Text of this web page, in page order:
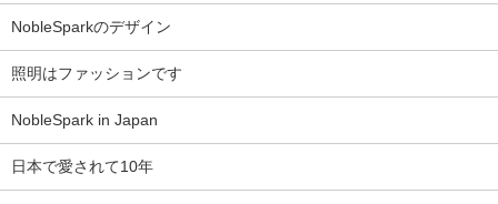
NobleSparkのデザイン
照明はファッションです
NobleSpark in Japan
日本で愛されて10年